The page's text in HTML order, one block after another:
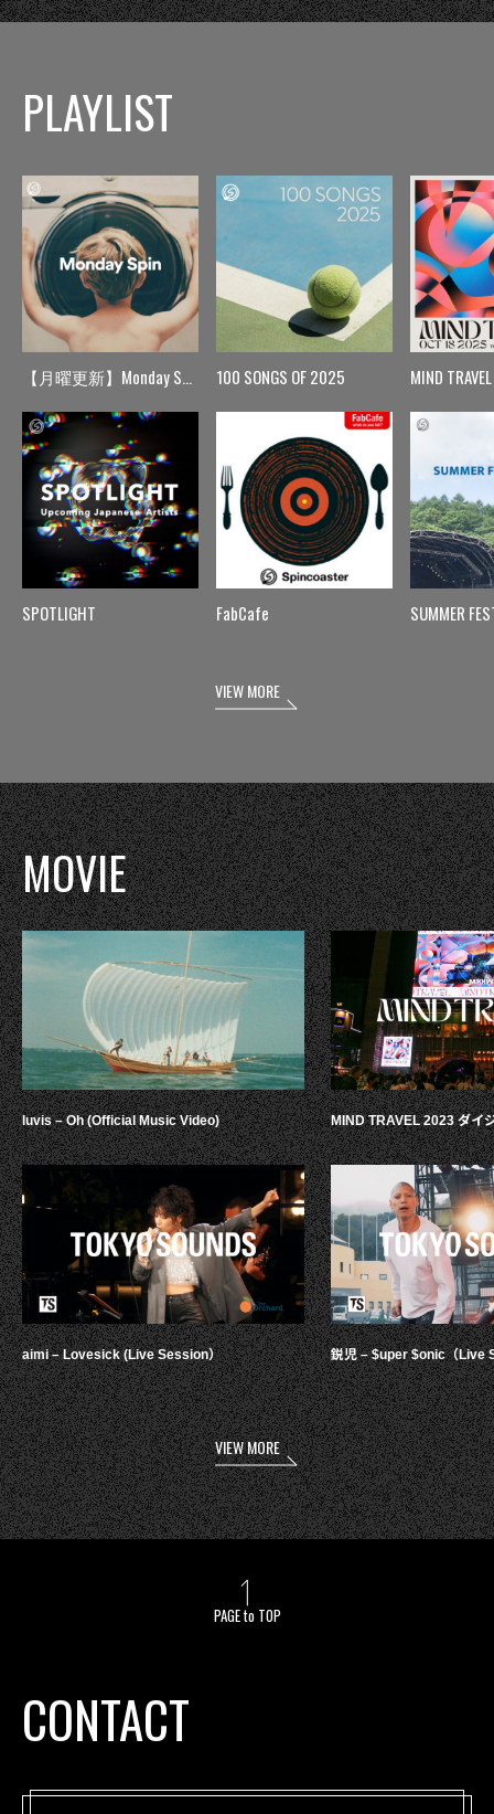
PLAYLIST
【月曜更新】Monday Spin
SPOTLIGHT
100 SONGS OF 2025
FabCafe
MIND TRAVEL
SUMMER
VIEW MORE
MOVIE
luvis – Oh (Official Music Video)
aimi – Lovesick (Live Session）
MIND TRAVEL 2023 ダイ
鋭児 – $uper $onic（Live
VIEW MORE
PAGE to TOP
CONTACT